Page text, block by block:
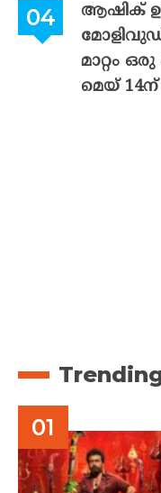
ആഷിക്
മോളിവുഡ്
മാറ്റം
മെയ്